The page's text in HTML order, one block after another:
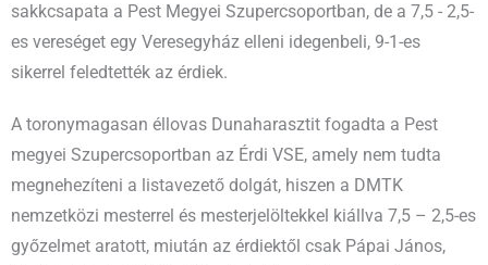
sakkcsapata a Pest Megyei Szupercsoportban, de a 7,5 - 2,5-
es vereséget egy Veresegyház elleni idegenbeli, 9-1-es
sikerrel feledtették az érdiek.
A toronymagasan éllovas Dunaharasztit fogadta a Pest
megyei Szupercsoportban az Érdi VSE, amely nem tudta
megnehezíteni a listavezető dolgát, hiszen a DMTK
nemzetközi mesterrel és mesterjelöltekkel kiállva 7,5 – 2,5-es
győzelmet aratott, miután az érdiektől csak Pápai János,